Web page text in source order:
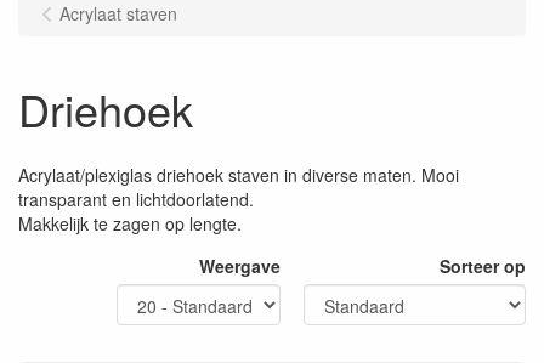
Acrylaat staven
Driehoek
Acrylaat/plexiglas driehoek staven in diverse maten. Mooi
transparant en lichtdoorlatend.
Makkelijk te zagen op lengte.
Weergave
Sorteer op